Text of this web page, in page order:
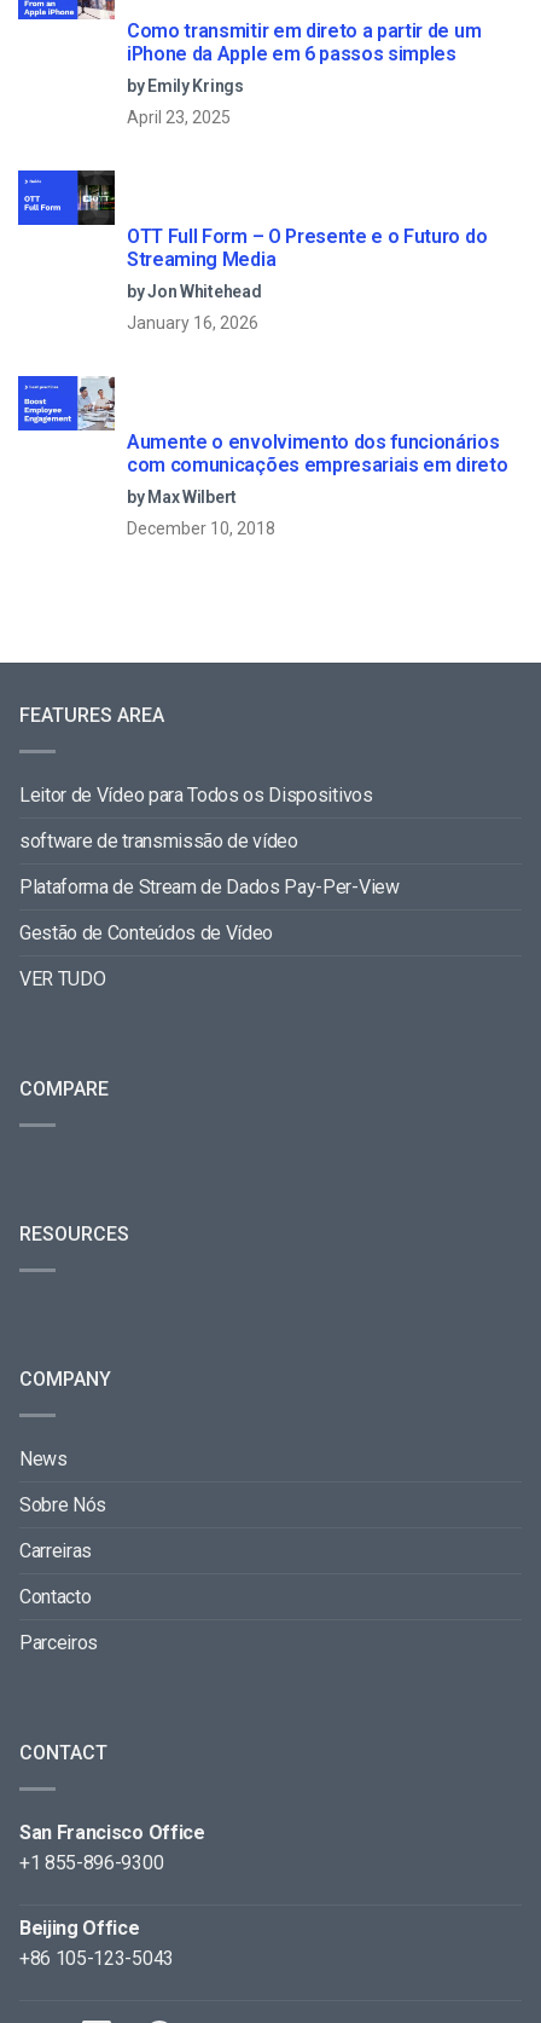
Como transmitir em direto a partir de um
iPhone da Apple em 6 passos simples
by Emily Krings
April 23, 2025
OTT Full Form – O Presente e o Futuro do
Streaming Media
by Jon Whitehead
January 16, 2026
Aumente o envolvimento dos funcionários
com comunicações empresariais em direto
by Max Wilbert
December 10, 2018
FEATURES AREA
Leitor de Vídeo para Todos os Dispositivos
software de transmissão de vídeo
Plataforma de Stream de Dados Pay-Per-View
Gestão de Conteúdos de Vídeo
VER TUDO
COMPARE
RESOURCES
COMPANY
News
Sobre Nós
Carreiras
Contacto
Parceiros
CONTACT
San Francisco Office
+1 855-896-9300
Beijing Office
+86 105-123-5043